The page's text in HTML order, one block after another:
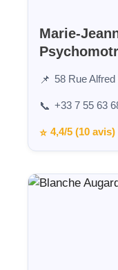
Marie-
📌 58 Rue
📞 +33 7 55 63
⭐ 4,4/5 (10 avis)